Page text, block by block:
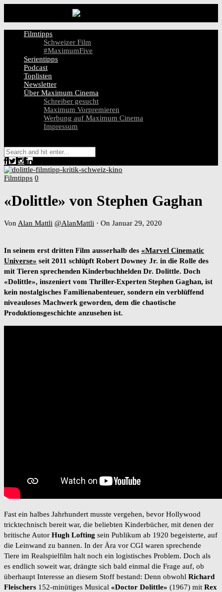
Filmtipps
Schweizer Film
#MaximumFive
Serientipps
Podcast
Toplisten
Newsletter
Über Maximum Cinema
Schreiber gesucht
Maximum Vorpremieren
Werbung auf Maximum Cinema
Impressum
Filmtipps 0
«Dolittle» von Stephen Gaghan
Von Alan Mattli @AlanMattli · On Januar 29, 2020
In seinem erst dritten Film ausserhalb des «Marvel Cinematic
Universe» seit 2011 schlüpft Robert Downey Jr. in die Rolle des
mit Tieren sprechenden Kinderbuchhelden Dr. Dolittle. Doch
«Dolittle», inszeniert vom Thriller-Experten Stephen Gaghan, ist
kein nostalgisches Familienabenteuer, sondern ein verblüffend
niveauloses Machwerk geworden, dem die chaotische
Produktionsgeschichte anzusehen ist.
Fast ein halbes Jahrhundert musste vergehen, bevor Hollywood
tricktechnisch bereit war, die beliebten Kinderbücher, mit denen der
britische Autor Hugh Lofting sein Publikum ab 1920 begeisterte, auf
die Leinwand zu bannen. In der Ära vor CGI waren sprechende
Tiere im Realspielfilm halt noch ein logistisches Problem. Doch als
es endlich soweit war, drängte sich bald einmal die Frage auf, ob
überhaupt Interesse an diesem Stoff bestand: Denn obwohl Richard
Fleischers 152-minütiges Musical «Doctor Dolittle» (1967) mit Rex